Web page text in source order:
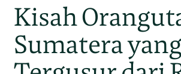
Kisah
Sumatera yang